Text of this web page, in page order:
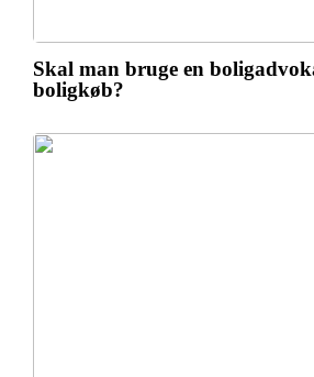
Skal man bruge en
boligkøb?